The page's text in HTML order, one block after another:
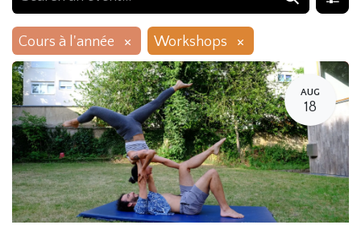
Cours à l'année × Workshops ×
AUG
18